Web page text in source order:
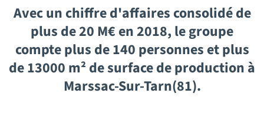
Avec un chiffre d'affaires consolidé de
plus de 20 M€ en 2018, le groupe
compte plus de 140 personnes et plus
de 13000 m² de surface de production à
Marssac-Sur-Tarn(81).